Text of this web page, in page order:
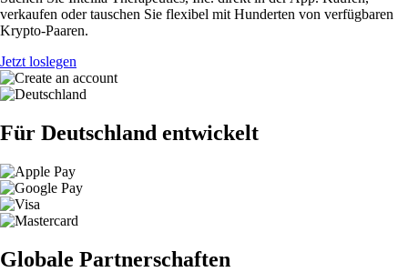
verkaufen oder tauschen Sie flexibel mit Hunderten von verfügbaren
Krypto-Paaren.
Jetzt loslegen
Für Deutschland entwickelt
Globale Partnerschaften